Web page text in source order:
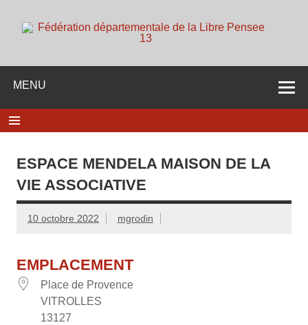
content
dieu ni maitre
MENU
ESPACE MENDELA MAISON DE LA
VIE ASSOCIATIVE
10 octobre 2022 mgrodin
EMPLACEMENT
Place de Provence
VITROLLES
13127